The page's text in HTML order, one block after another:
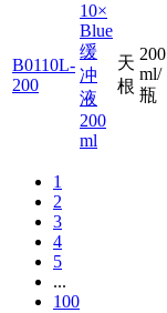
B0110L-
200
10×
Blue
缓
冲
液
200
ml
天
根
200
ml/
瓶
1
2
3
4
5
...
100